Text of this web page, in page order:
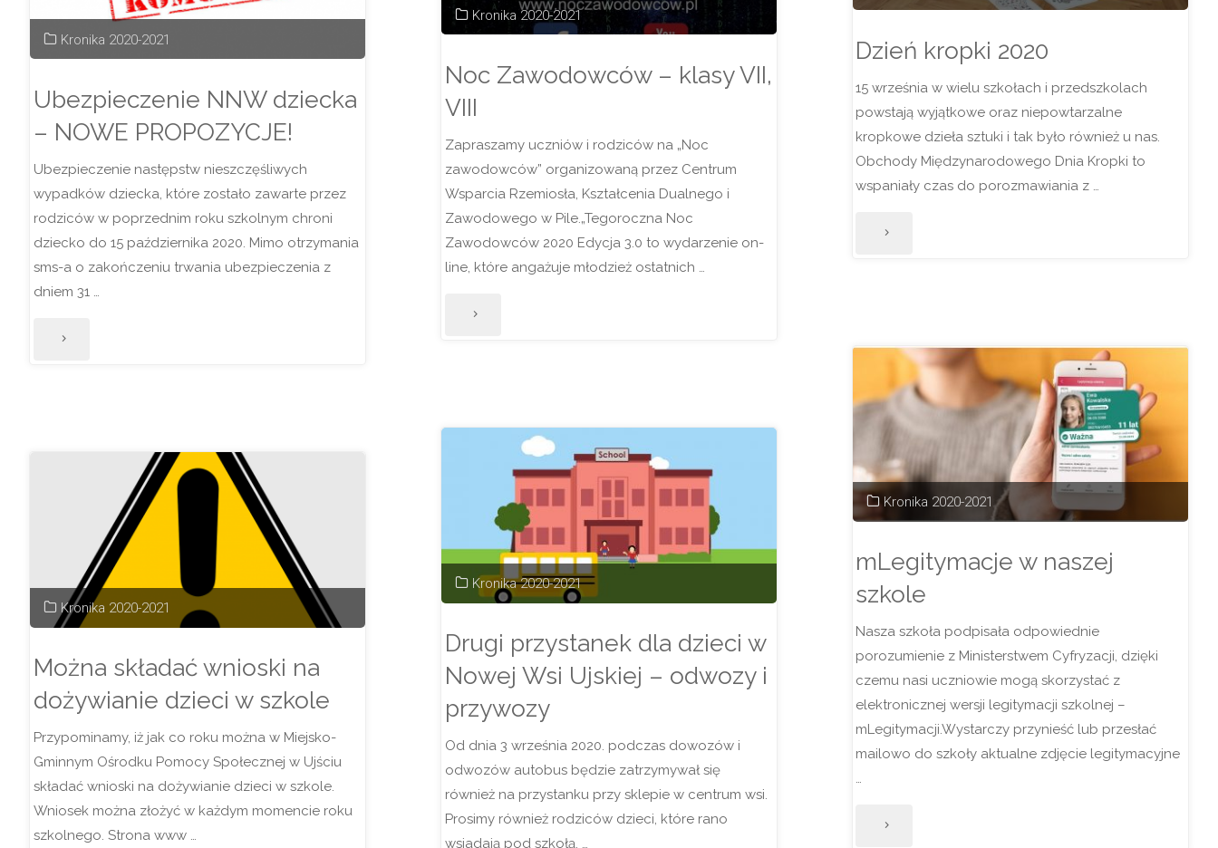
Dzień kropki 2020
15 września w wielu szkołach i przedszkolach
powstają wyjątkowe oraz niepowtarzalne
kropkowe dzieła sztuki i tak było również u nas.
Obchody Międzynarodowego Dnia Kropki to
wspaniały czas do porozmawiania z …
"Dzień
Kronika 2020-2021
Noc Zawodowców – klasy VII,
VIII
Zapraszamy uczniów i rodziców na „Noc
zawodowców” organizowaną przez Centrum
Wsparcia Rzemiosła, Kształcenia Dualnego i
Zawodowego w Pile.„Tegoroczna Noc
Zawodowców 2020 Edycja 3.0 to wydarzenie on-
line, które angażuje młodzież ostatnich …
"Noc
Kronika 2020-2021
Ubezpieczenie NNW dziecka
– NOWE PROPOZYCJE!
Ubezpieczenie następstw nieszczęśliwych
wypadków dziecka, które zostało zawarte przez
rodziców w poprzednim roku szkolnym chroni
dziecko do 15 października 2020. Mimo otrzymania
sms-a o zakończeniu trwania ubezpieczenia z
dniem 31 …
"Ubezpieczenie
PROPOZYCJE!"
Kronika 2020-2021
mLegitymacje w naszej
szkole
Nasza szkoła podpisała odpowiednie
porozumienie z Ministerstwem Cyfryzacji, dzięki
czemu nasi uczniowie mogą skorzystać z
elektronicznej wersji legitymacji szkolnej –
mLegitymacji.Wystarczy przynieść lub przesłać
mailowo do szkoły aktualne zdjęcie legitymacyjne
…
"mLegitymacje
Kronika 2020-2021
Drugi przystanek dla dzieci w
Nowej Wsi Ujskiej – odwozy i
przywozy
Od dnia 3 września 2020. podczas dowozów i
odwozów autobus będzie zatrzymywał się
również na przystanku przy sklepie w centrum wsi.
Prosimy również rodziców dzieci, które rano
wsiadają pod szkołą, …
Kronika 2020-2021
Można składać wnioski na
dożywianie dzieci w szkole
Przypominamy, iż jak co roku można w Miejsko-
Gminnym Ośrodku Pomocy Społecznej w Ujściu
składać wnioski na dożywianie dzieci w szkole.
Wniosek można złożyć w każdym momencie roku
szkolnego. Strona www …